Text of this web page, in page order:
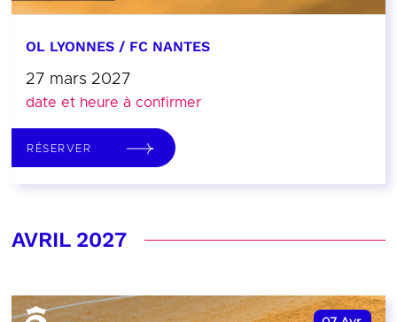
OL LYONNES / FC NANTES
27 mars 2027
date et heure à confirmer
RÉSERVER
AVRIL 2027